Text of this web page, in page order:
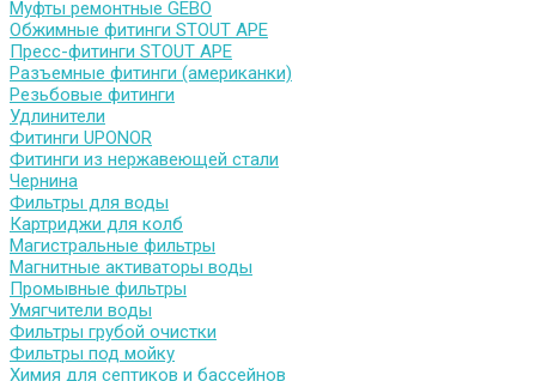
Муфты ремонтные GEBO
Обжимные фитинги STOUT APE
Пресс-фитинги STOUT APE
Разъемные фитинги (американки)
Резьбовые фитинги
Удлинители
Фитинги UPONOR
Фитинги из нержавеющей стали
Чернина
Фильтры для воды
Картриджи для колб
Магистральные фильтры
Магнитные активаторы воды
Промывные фильтры
Умягчители воды
Фильтры грубой очистки
Фильтры под мойку
Химия для септиков и бассейнов